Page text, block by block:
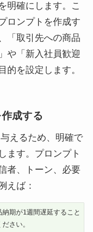
明確にします。こ
ロンプトを作成す
「取引先への商品
や「新入社員歓迎
的を設定します。
成する
えるため、明確で
ます。プロンプト
者、トーン、必要
えば：
期が1週間遅延すること
さい。